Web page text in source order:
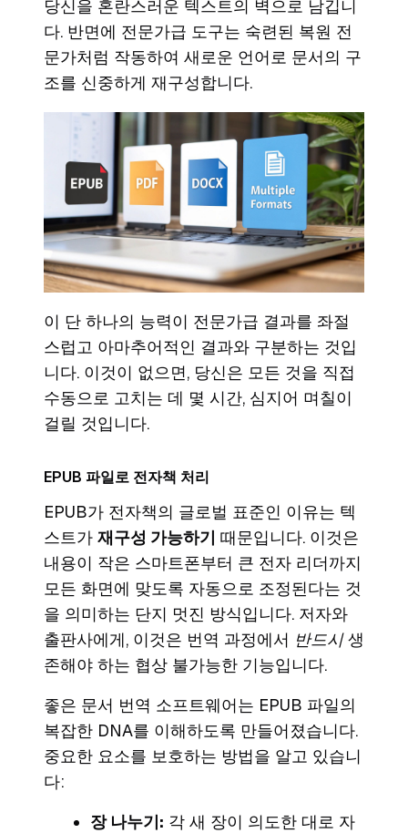
당신을 혼란스러운 텍스트의 벽으로 남깁니
다. 반면에 전문가급 도구는 숙련된 복원 전
문가처럼 작동하여 새로운 언어로 문서의 구
조를 신중하게 재구성합니다.
이 단 하나의 능력이 전문가급 결과를 좌절
스럽고 아마추어적인 결과와 구분하는 것입
니다. 이것이 없으면, 당신은 모든 것을 직접
수동으로 고치는 데 몇 시간, 심지어 며칠이
걸릴 것입니다.
EPUB 파일로 전자책 처리
EPUB가 전자책의 글로벌 표준인 이유는 텍
스트가 재구성 가능하기 때문입니다. 이것은
내용이 작은 스마트폰부터 큰 전자 리더까지
모든 화면에 맞도록 자동으로 조정된다는 것
을 의미하는 단지 멋진 방식입니다. 저자와
출판사에게, 이것은 번역 과정에서 반드시생
존해야 하는 협상 불가능한 기능입니다.
좋은 문서 번역 소프트웨어는 EPUB 파일의
복잡한 DNA를 이해하도록 만들어졌습니다.
중요한 요소를 보호하는 방법을 알고 있습니
다:
장 나누기: 각 새 장이 의도한 대로 자